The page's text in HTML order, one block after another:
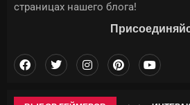
страницах нашего блога!